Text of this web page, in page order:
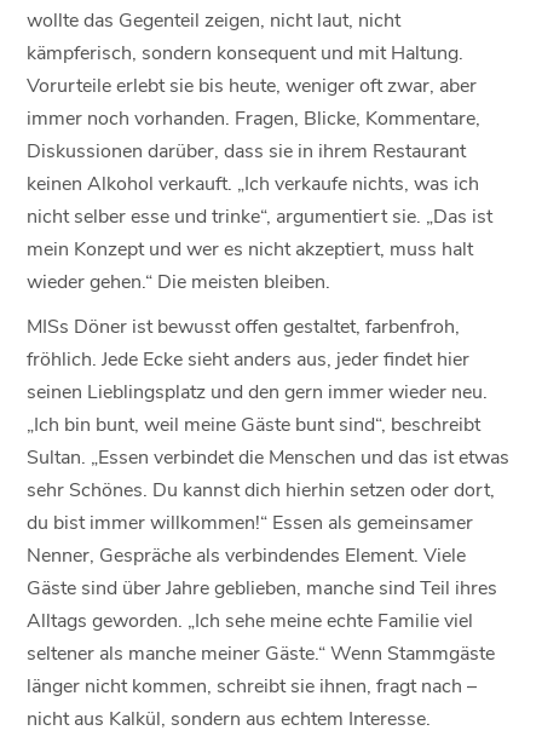
wollte das Gegenteil zeigen, nicht laut, nicht
kämpferisch, sondern konsequent und mit Haltung.
Vorurteile erlebt sie bis heute, weniger oft zwar, aber
immer noch vorhanden. Fragen, Blicke, Kommentare,
Diskussionen darüber, dass sie in ihrem Restaurant
keinen Alkohol verkauft. „Ich verkaufe nichts, was ich
nicht selber esse und trinke“, argumentiert sie. „Das ist
mein Konzept und wer es nicht akzeptiert, muss halt
wieder gehen.“ Die meisten bleiben.
MISs Döner ist bewusst offen gestaltet, farbenfroh,
fröhlich. Jede Ecke sieht anders aus, jeder findet hier
seinen Lieblingsplatz und den gern immer wieder neu.
„Ich bin bunt, weil meine Gäste bunt sind“, beschreibt
Sultan. „Essen verbindet die Menschen und das ist etwas
sehr Schönes. Du kannst dich hierhin setzen oder dort,
du bist immer willkommen!“ Essen als gemeinsamer
Nenner, Gespräche als verbindendes Element. Viele
Gäste sind über Jahre geblieben, manche sind Teil ihres
Alltags geworden. „Ich sehe meine echte Familie viel
seltener als manche meiner Gäste.“ Wenn Stammgäste
länger nicht kommen, schreibt sie ihnen, fragt nach –
nicht aus Kalkül, sondern aus echtem Interesse.